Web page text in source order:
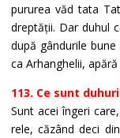
pururea văd tata
dreptății. Dar duhul
după gândurile
ca Arhanghelii,
113. Ce sunt
Sunt acei îngeri
rele, căzând deci